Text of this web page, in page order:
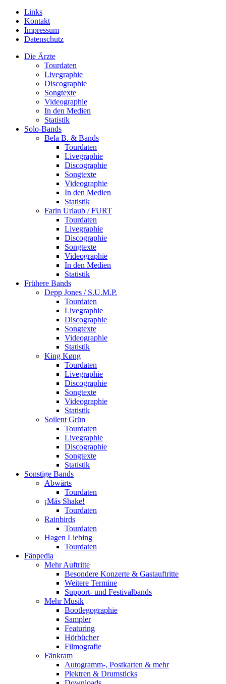
Links
Kontakt
Impressum
Datenschutz
Die Ärzte
Tourdaten
Livegraphie
Discographie
Songtexte
Videographie
In den Medien
Statistik
Solo-Bands
Bela B. & Bands
Tourdaten
Livegraphie
Discographie
Songtexte
Videographie
In den Medien
Statistik
Farin Urlaub / FURT
Tourdaten
Livegraphie
Discographie
Songtexte
Videographie
In den Medien
Statistik
Frühere Bands
Depp Jones / S.U.M.P.
Tourdaten
Livegraphie
Discographie
Songtexte
Videographie
Statistik
King Køng
Tourdaten
Livegraphie
Discographie
Songtexte
Videographie
Statistik
Soilent Grün
Tourdaten
Livegraphie
Discographie
Songtexte
Statistik
Sonstige Bands
Abwärts
Tourdaten
¡Más Shake!
Tourdaten
Rainbirds
Tourdaten
Hagen Liebing
Tourdaten
Fänpedia
Mehr Auftritte
Besondere Konzerte & Gastauftritte
Weitere Termine
Support- und Festivalbands
Mehr Musik
Bootlegographie
Sampler
Featuring
Hörbücher
Filmografie
Fänkram
Autogramm-, Postkarten & mehr
Plektren & Drumsticks